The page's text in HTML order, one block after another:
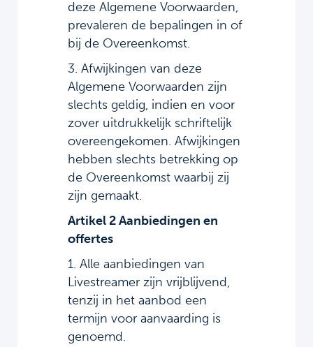
deze Algemene Voorwaarden,
prevaleren de bepalingen in of
bij de Overeenkomst.
3. Afwijkingen van deze
Algemene Voorwaarden zijn
slechts geldig, indien en voor
zover uitdrukkelijk schriftelijk
overeengekomen. Afwijkingen
hebben slechts betrekking op
de Overeenkomst waarbij zij
zijn gemaakt.
Artikel 2 Aanbiedingen en
offertes
1. Alle aanbiedingen van
Livestreamer zijn vrijblijvend,
tenzij in het aanbod een
termijn voor aanvaarding is
genoemd.